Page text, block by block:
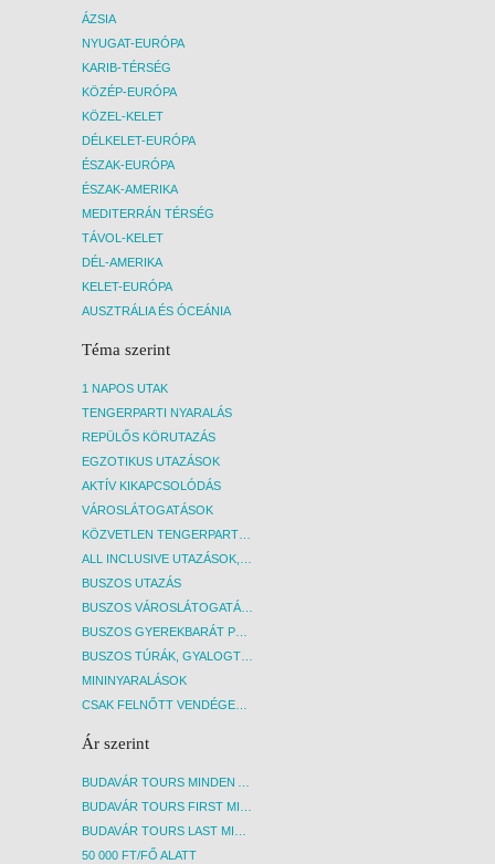
ÁZSIA
NYUGAT-EURÓPA
KARIB-TÉRSÉG
KÖZÉP-EURÓPA
KÖZEL-KELET
DÉLKELET-EURÓPA
ÉSZAK-EURÓPA
ÉSZAK-AMERIKA
MEDITERRÁN TÉRSÉG
TÁVOL-KELET
DÉL-AMERIKA
KELET-EURÓPA
AUSZTRÁLIA ÉS ÓCEÁNIA
Téma szerint
1 NAPOS UTAK
TENGERPARTI NYARALÁS
REPÜLŐS KÖRUTAZÁS
EGZOTIKUS UTAZÁSOK
AKTÍV KIKAPCSOLÓDÁS
VÁROSLÁTOGATÁSOK
BUSZOS UTAZÁS
MININYARALÁSOK
Ár szerint
50 000 FT/FŐ ALATT